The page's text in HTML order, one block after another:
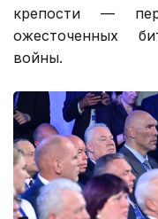
крепости —
ожесточенных
войны.